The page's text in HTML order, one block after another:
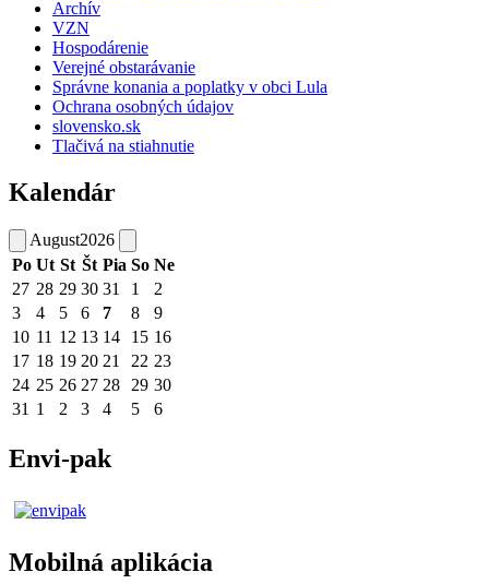
Archív
VZN
Hospodárenie
Verejné obstarávanie
Správne konania a poplatky v obci Lula
Ochrana osobných údajov
slovensko.sk
Tlačivá na stiahnutie
Kalendár
August2026
Po Ut St Št Pia So Ne
27 28 29 30 31 1
2
3
4 5 6 7 8
9
10 11 12 13 14 15 16
17 18 19 20 21 22 23
24 25 26 27 28 29 30
31 1 2 3 4 5 6
Envi-pak
Mobilná aplikácia